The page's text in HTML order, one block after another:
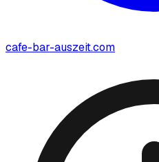
cafe-bar-auszeit.com